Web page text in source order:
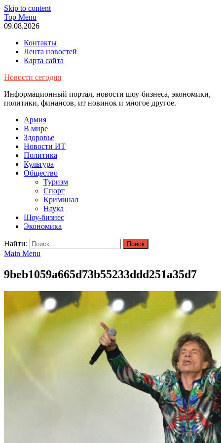
Skip to content
Top Menu
09.08.2026
Контакты
Лента новостей
Карта сайта
Новости сегодня
Информационный портал, новости шоу-бизнеса, экономики,
политики, финансов, ит новинок и многое другое.
Армия
В мире
Здоровье
Новости ИТ
Политика
Культура
Общество
Туризм
Спорт
Криминал
Наука
Шоу-бизнес
Экономика
Найти:
Main Menu
9beb1059a665d73b55233ddd251a35d7